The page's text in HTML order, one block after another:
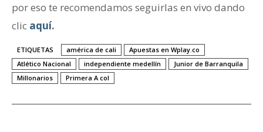
por eso te recomendamos seguirlas en vivo dando
clic aquí.
ETIQUETAS américa de cali
Apuestas en Wplay.co
Atlético Nacional
independiente medellín
Junior de Barranquila
Millonarios
Primera A col